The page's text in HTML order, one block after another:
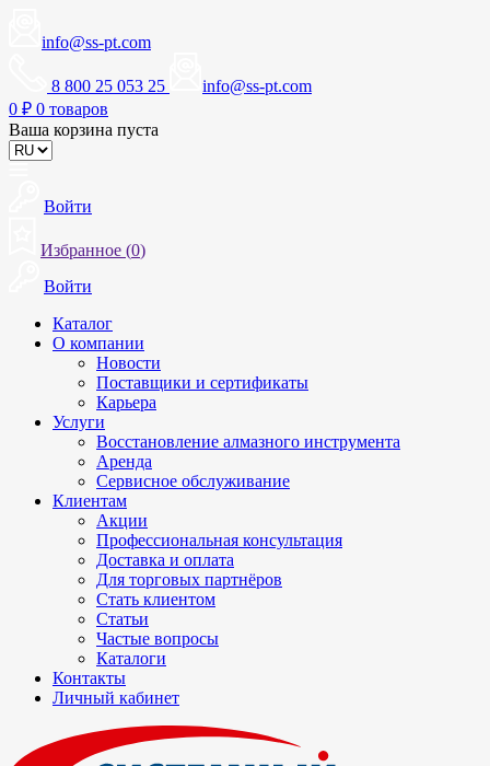
info@ss-pt.com
8 800 25 053 25
info@ss-pt.com
0 ₽ 0 товаров
Ваша корзина пуста
Войти
Избранное (0)
Войти
Каталог
О компании
Новости
Поставщики и сертификаты
Карьера
Услуги
Восстановление алмазного инструмента
Аренда
Сервисное обслуживание
Клиентам
Акции
Профессиональная консультация
Доставка и оплата
Для торговых партнёров
Стать клиентом
Статьи
Частые вопросы
Каталоги
Контакты
Личный кабинет